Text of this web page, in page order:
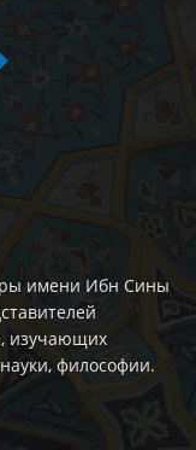
имени Ибн Сины
изучающих
философии.